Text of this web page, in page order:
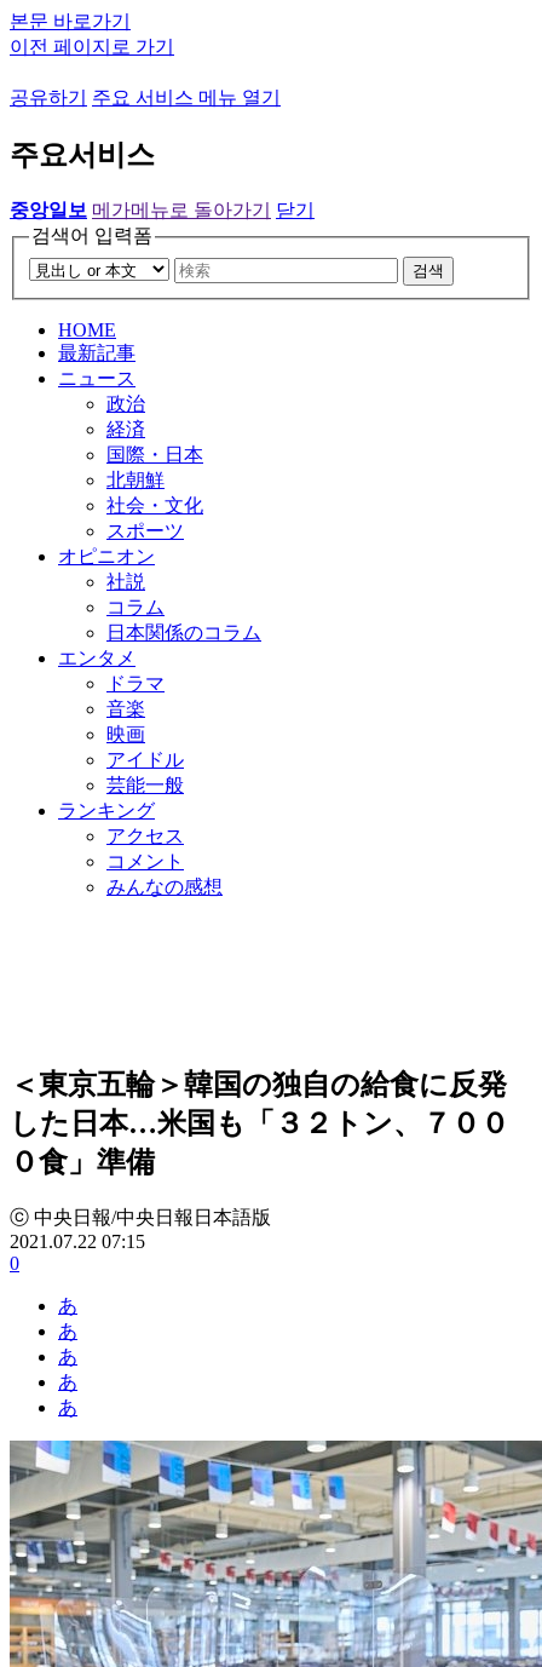
본문 바로가기
이전 페이지로 가기
공유하기 주요 서비스 메뉴 열기
주요서비스
중앙일보 메가메뉴로 돌아가기
닫기
검색어 입력폼
검색
HOME
最新記事
ニュース
政治
経済
国際・日本
北朝鮮
社会・文化
スポーツ
オピニオン
社説
コラム
日本関係のコラム
エンタメ
ドラマ
音楽
映画
アイドル
芸能一般
ランキング
アクセス
コメント
みんなの感想
＜東京五輪＞韓国の独自の給食に反発
した日本…米国も「３２トン、７００
０食」準備
ⓒ 中央日報/中央日報日本語版
2021.07.22 07:15
0
あ
あ
あ
あ
あ